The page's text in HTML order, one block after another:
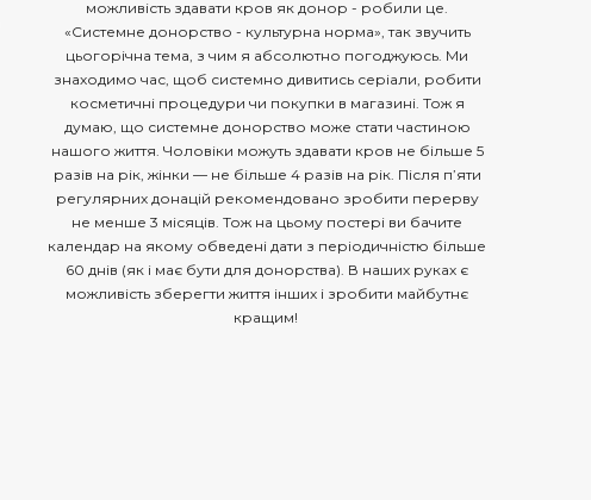
можливість здавати кров як донор - робили це.
«Системне донорство - культурна норма», так звучить
цьогорічна тема, з чим я абсолютно погоджуюсь. Ми
знаходимо час, щоб системно дивитись серіали, робити
косметичні процедури чи покупки в магазині. Тож я
думаю, що системне донорство може стати частиною
нашого життя. Чоловіки можуть здавати кров не більше 5
разів на рік, жінки — не більше 4 разів на рік. Після п’яти
регулярних донацій рекомендовано зробити перерву
не менше 3 місяців. Тож на цьому постері ви бачите
календар на якому обведені дати з періодичністю більше
60 днів (як і має бути для донорства). В наших руках є
можливість зберегти життя інших і зробити майбутнє
кращим!